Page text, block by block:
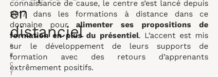
en
distanciel
S
E
C
T
connaissance de cause, le centre s’est lancé depuis
2017 dans les formations à distance dans ce
domaine pour alimenter ses propositions de
formation en plus du présentiel. L’accent est mis
sur le développement de leurs supports de
formation avec des retours d’apprenants
extrêmement positifs.